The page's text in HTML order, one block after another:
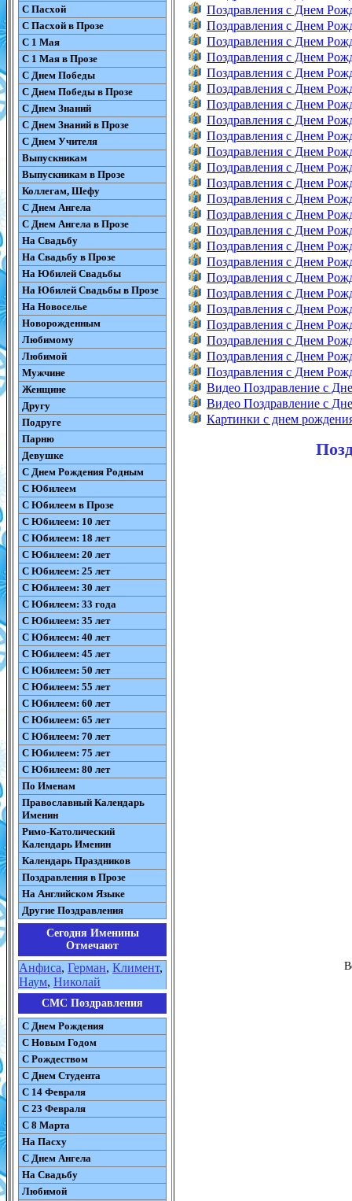
С Пасхой
С Пасхой в Прозе
С 1 Мая
С 1 Мая в Прозе
С Днем Победы
С Днем Победы в Прозе
С Днем Знаний
С Днем Знаний в Прозе
С Днем Учителя
Выпускникам
Выпускникам в Прозе
Коллегам, Шефу
С Днем Ангела
С Днем Ангела в Прозе
На Свадьбу
На Свадьбу в Прозе
На Юбилей Свадьбы
На Юбилей Свадьбы в Прозе
На Новоселье
Новорожденным
Любимому
Любимой
Мужчине
Женщине
Другу
Подруге
Парню
Девушке
С Днем Рождения Родным
С Юбилеем
С Юбилеем в Прозе
С Юбилеем: 10 лет
С Юбилеем: 18 лет
С Юбилеем: 20 лет
С Юбилеем: 25 лет
С Юбилеем: 30 лет
С Юбилеем: 33 года
С Юбилеем: 35 лет
С Юбилеем: 40 лет
С Юбилеем: 45 лет
С Юбилеем: 50 лет
С Юбилеем: 55 лет
С Юбилеем: 60 лет
С Юбилеем: 65 лет
С Юбилеем: 70 лет
С Юбилеем: 75 лет
С Юбилеем: 80 лет
По Именам
Православный Календарь
Именин
Римо-Католический
Календарь Именин
Календарь Праздников
Поздравления в Прозе
На Английском Языке
Другие Поздравления
Сегодня Именины
Отмечают
Анфиса, Герман, Климент,
Наум, Николай
СМС Поздравления
С Днем Рождения
С Новым Годом
С Рождеством
C Днем Студента
С 14 Февраля
С 23 Февраля
С 8 Марта
На Пасху
C Днем Ангела
На Свадьбу
Любимой
Поздравления с Днем
Поздравления с Днем
Поздравления с Днем
Поздравления с Днем
Поздравления с Днем
Поздравления с Днем
Поздравления с Днем
Поздравления с Днем
Поздравления с Днем
Поздравления с Днем
Поздравления с Днем
Поздравления с Днем
Поздравления с Днем
Поздравления с Днем
Поздравления с Днем
Поздравления с Днем
Поздравления с Днем
Поздравления с Днем
Поздравления с Днем
Поздравления с Днем
Поздравления с Днем
Поздравления с Днем
Поздравления с Днем
Поздравления с Днем
Видео Поздравление с
Видео Поздравление с
Картинки с днем